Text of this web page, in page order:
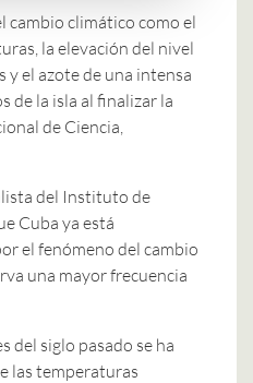
cambio climático como el
la elevación del nivel
y el azote de una intensa
de la isla al finalizar la
de Ciencia,
del Instituto de
Cuba ya está
el fenómeno del cambio
una mayor frecuencia
del siglo pasado se ha
las temperaturas